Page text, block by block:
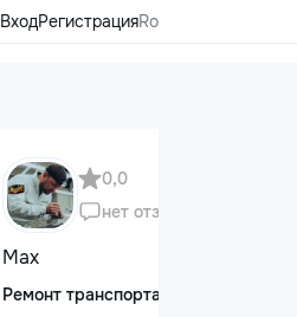
ВходРегистрацияRo
0,0
нет отзывов
Max
Ремонт транспорта